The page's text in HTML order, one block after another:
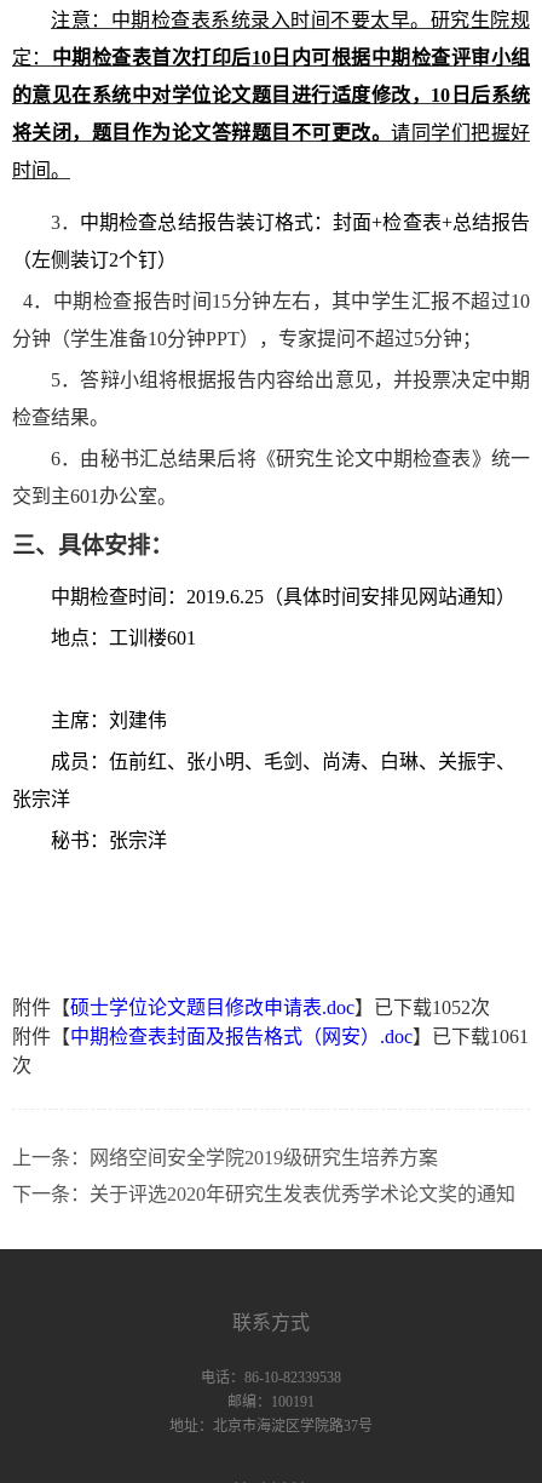
注意：中期检查表系统录入时间不要太早。研究生院规
定： 中期检查表首次打印后10日内可根据中期检查评审小组
的意见在系统中对学位论文题目进行适度修改， 10 日后系统
将关闭，题目作为论文答辩题目不可更改。请同学们把握好
时间。
3． 中期检查总结报告装订格式：封面+检查表+总结报告
（左侧装订2个钉）
4．中期检查报告时间 15分钟左右，其中学生汇报不超过10
分钟（学生准备10分钟PPT），专家提问不超过5分钟；
5．答辩小组将根据报告内容给出意见，并投票决定中期
检查结果。
6．由秘书汇总结果后将《研究生论文中期检查表》统一
交到主601 办公室。
三、具体安排：
中期检查时间： 2019.6.25 （具体时间安排见网站通知）
地点：工训楼601
主席：刘建伟
成员：伍前红、 张小明、毛剑、尚涛、白琳、关振宇、
张宗洋
秘书：张宗洋
附件【硕士学位论文题目修改申请表.doc】已下载1052次
附件【中期检查表封面及报告格式（网安）.doc】已下载1061
次
上一条：
网络空间安全学院2019级研究生培养方案
下一条： 关于评选2020年研究生发表优秀学术论文奖的通知
联系方式
电话：86-10-82339538
邮编：100191
地址：北京市海淀区学院路37号